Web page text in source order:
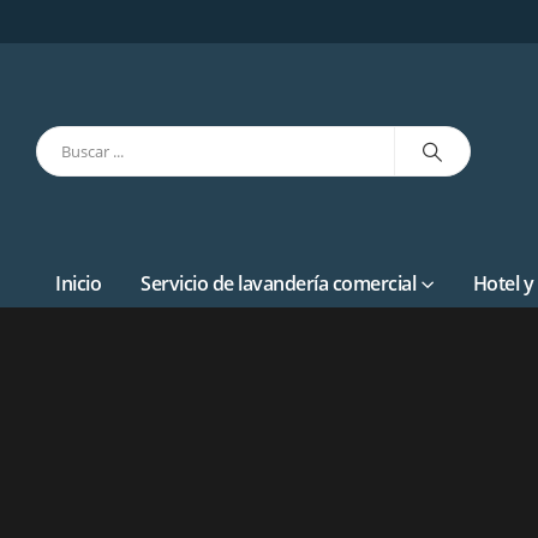
Inicio Servicio de lavandería comercial Hotel